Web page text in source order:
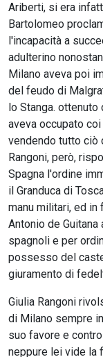
Ariberti, si era
Bartolomeo
l'incapacità a
adulterino
Milano aveva poi
del feudo di
lo Stanga.
aveva occupato
vendendo tutto ciò
Rangoni, però,
Spagna l'ordine
il Granduca di
manu militari, ed
Antonio de
spagnoli e per
possesso del
giuramento di
Giulia Rangoni
di Milano sempre
suo favore e
neppure lei vide la